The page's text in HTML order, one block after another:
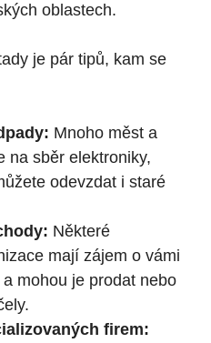
oblastech.
je pár tipů, kam se
Mnoho měst a
na sběr elektroniky,
odevzdat i staré
Některé
mají zájem o vámi
mohou je prodat nebo
firem: